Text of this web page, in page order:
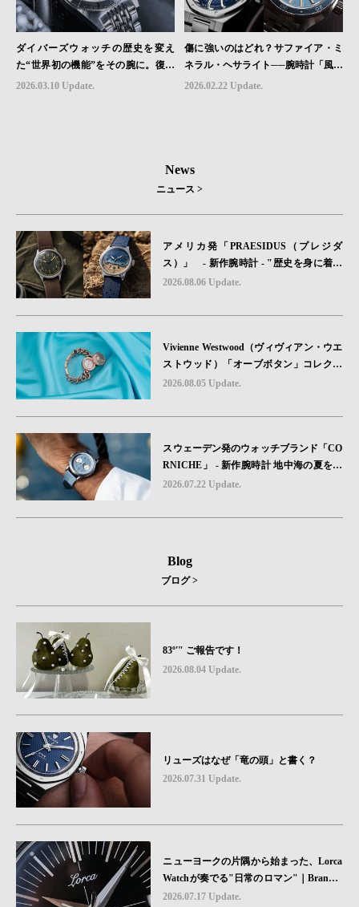
ダイバーズウォッチの歴史を変え
た“世界初の機能”をその腕に。復活
を遂げたAquastarの革新｜HMS Bra
2026.03.10 Update.
傷に強いのはどれ？サファイア・ミ
ネラル・ヘサライト──腕時計「風防
素材」の本当の違い
2026.02.22 Update.
News
ニュース >
アメリカ発「PRAESIDUS（プレジダ
ス）」 - 新作腕時計 - "歴史を身に着け
る“ -戦場を駆け抜けたWillys MBのボンネ
砂を文字盤に閉じ込めた「A-11」コレク
2026.08.06 Update.
Vivienne Westwood（ヴィヴィアン・ウエ
ストウッド）「オーブボタン」コレクシ
ョンに、⽇本限定カラーのローズゴール
2026.08.05 Update.
スウェーデン発のウォッチブランド「CO
RNICHE」 - 新作腕時計 地中海の夏を映
す、爽やかなブルーダイヤル「Heritage C
2026.07.22 Update.
Blog
ブログ >
83º'" ご報告です！
2026.08.04 Update.
リューズはなぜ「竜の頭」と書く？
2026.07.31 Update.
ニューヨークの片隅から始まった、Lorca
Watchが奏でる"日常のロマン"｜Brand P
icks #08
2026.07.17 Update.